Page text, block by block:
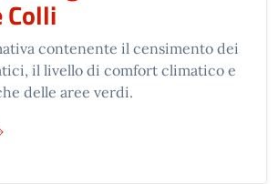
contenente il censimento dei
il livello di comfort climatico e
delle aree verdi.
ATLANTE DEI RIFUGI BIOCLIMATICI –